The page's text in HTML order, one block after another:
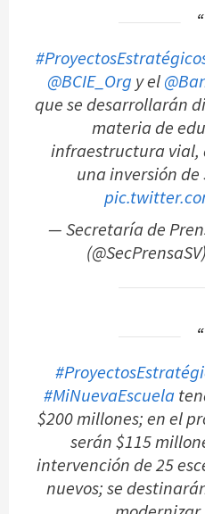
@BCIE_Org y el
que se desarrollarán
materia de
infraestructura vial,
una inversión de
— Secretaría de
(@SecPrensaSV)
#MiNuevaEscuela
$200 millones; en el
serán $115
intervención de 25
nuevos; se